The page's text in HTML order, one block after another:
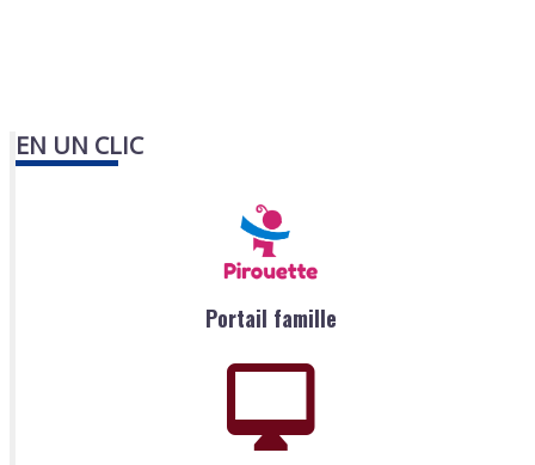
EN UN CLIC
Portail famille